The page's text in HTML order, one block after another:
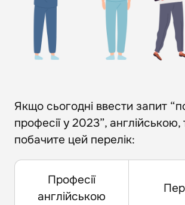
Якщо сьогодні ввести запит
професії у 2023”, англійською,
побачите цей перелік:
Професії
англійською